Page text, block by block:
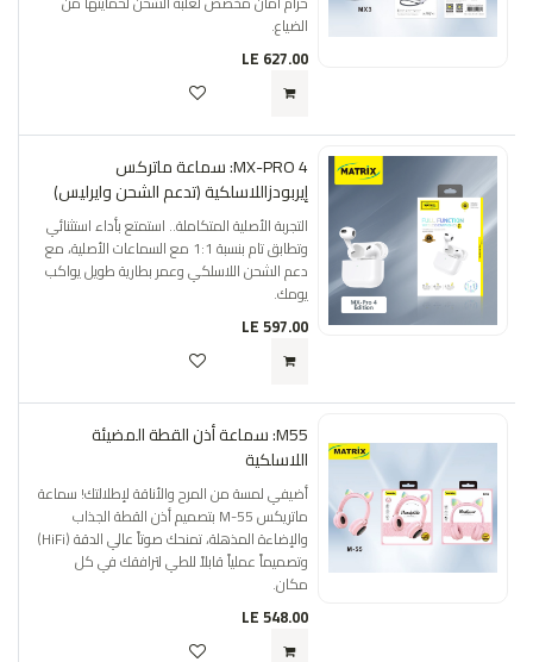
الضياع.
627.00
MX-PRO 4: سماعة ماتركس
إيربودزاللاسلكية (تدعم الشحن وايرليس)
التجربة الأصلية المتكاملة.. استمتع بأداء استثنائي
وتطابق تام بنسبة 1:1 مع السماعات الأصلية، مع
دعم الشحن اللاسلكي وعمر بطارية طويل يواكب
يومك.
597.00
M55: سماعة أذن القطة المضيئة
اللاسلكية
أضيفي لمسة من المرح والأناقة لإطلالتك! سماعة
ماتريكس M-55 بتصميم أذن القطة الجذاب
والإضاءة المذهلة، تمنحك صوتاً عالي الدقة (HiFi)
وتصميماً عملياً قابلاً للطي لترافقك في كل
مكان.
548.00